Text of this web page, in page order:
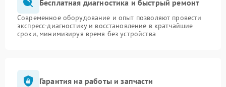
Бесплатная диагностика и быстрый ремонт
Современное оборудование и опыт позволяют провести
экспресс-диагностику и восстановление в кратчайшие
сроки, минимизируя время без устройства
Гарантия на работы и запчасти